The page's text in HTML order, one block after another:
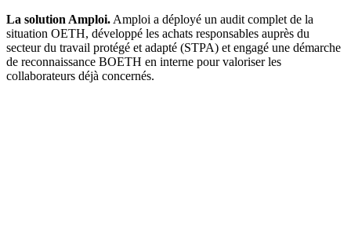
La solution Amploi. Amploi a déployé un audit complet de la
situation OETH, développé les achats responsables auprès du
secteur du travail protégé et adapté (STPA) et engagé une démarche
de reconnaissance BOETH en interne pour valoriser les
collaborateurs déjà concernés.